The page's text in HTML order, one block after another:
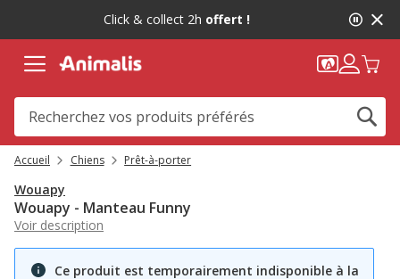
message,
Click & collect 2h offert !
Accueil Chiens Prêt-à-porter
Wouapy
Wouapy - Manteau Funny
Voir description
Ce produit est temporairement indisponible à la